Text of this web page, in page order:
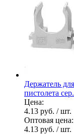
Держатель
пистолета
Цена:
4.13 руб. / шт.
Оптовая цена:
4.13 руб. / шт.